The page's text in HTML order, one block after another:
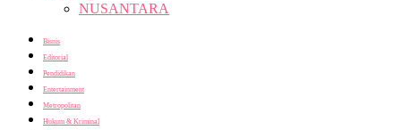
NUSANTARA
Bisnis
Editorial
Pendidikan
Entertainment
Metropolitan
Hukum & Kriminal